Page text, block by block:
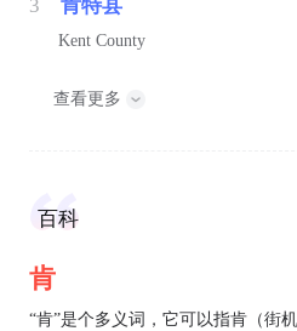
3 肯特县
Kent County
查看更多
百科
肯
“肯”是个多义词，它可以指肯（街